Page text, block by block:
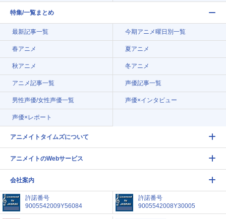
特集/一覧まとめ
最新記事一覧 今期アニメ曜日別一覧
春アニメ 夏アニメ
秋アニメ 冬アニメ
アニメ記事一覧 声優記事一覧
男性声優/女性声優一覧 声優×インタビュー
声優×レポート
アニメイトタイムズについて
アニメイトのWebサービス
会社案内
許諾番号
9005542009Y56084
許諾番号
9005542008Y30005